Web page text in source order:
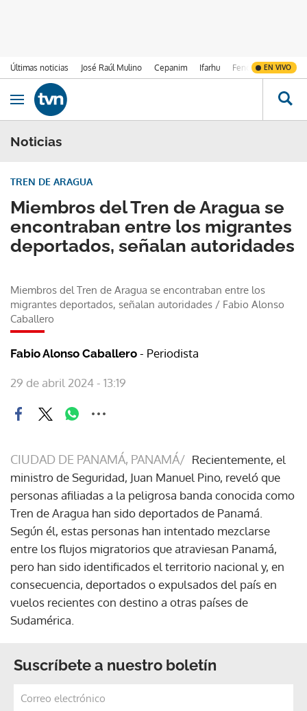
Últimas noticias José Raúl Mulino Cepanim Ifarhu Fenómeno de El
EN VIVO
Ir al contenido
Obrir navegació
Noticias
Miembros del Tren de Aragua se
encontraban entre los migrantes
deportados, señalan autoridades
TREN DE ARAGUA
Miembros del Tren de Aragua se encontraban entre los
migrantes deportados, señalan autoridades / Fabio Alonso
Caballero
Fabio Alonso Caballero - Periodista
29 de abril 2024 - 13:19
CIUDAD DE PANAMÁ, PANAMÁ/ Recientemente, el
ministro de Seguridad, Juan Manuel Pino, reveló que
personas afiliadas a la peligrosa banda conocida como
Tren de Aragua han sido deportados de Panamá.
Según él, estas personas han intentado mezclarse
entre los flujos migratorios que atraviesan Panamá,
pero han sido identificados el territorio nacional y, en
consecuencia, deportados o expulsados del país en
vuelos recientes con destino a otras países de
Sudamérica.
Suscríbete a nuestro boletín